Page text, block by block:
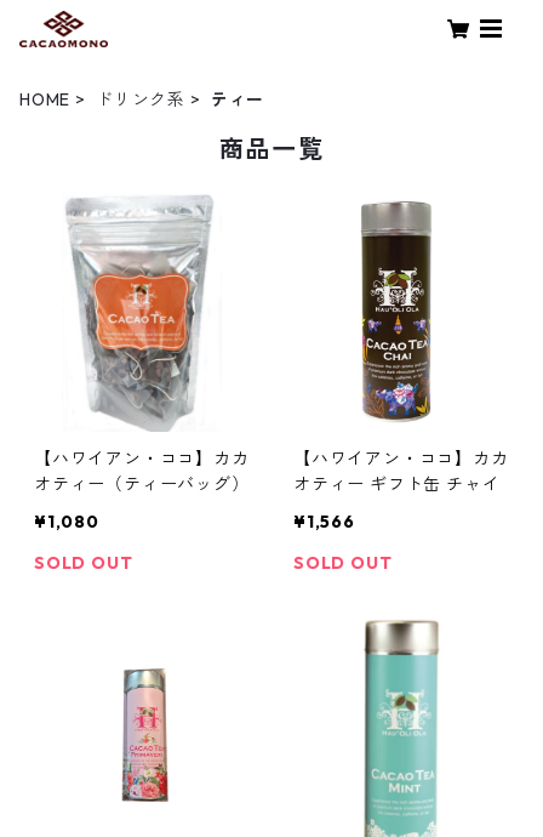
HOME ドリンク系 ティー
商品一覧
【ハワイアン・ココ】カカ
オティー（ティーバッグ）
¥1,080
SOLD OUT
【ハワイアン・ココ】カカ
オティー ギフト缶 チャイ
¥1,566
SOLD OUT